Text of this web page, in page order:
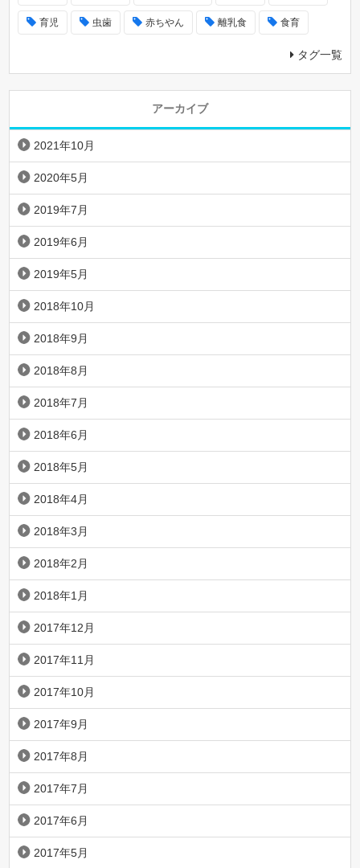
育児 虫歯 赤ちやん 離乳食 食育
タグ一覧
アーカイブ
2021年10月
2020年5月
2019年7月
2019年6月
2019年5月
2018年10月
2018年9月
2018年8月
2018年7月
2018年6月
2018年5月
2018年4月
2018年3月
2018年2月
2018年1月
2017年12月
2017年11月
2017年10月
2017年9月
2017年8月
2017年7月
2017年6月
2017年5月